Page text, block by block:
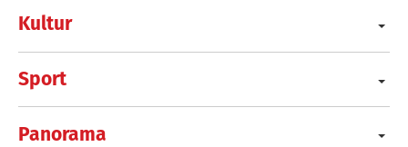
Kultur
Sport
Panorama